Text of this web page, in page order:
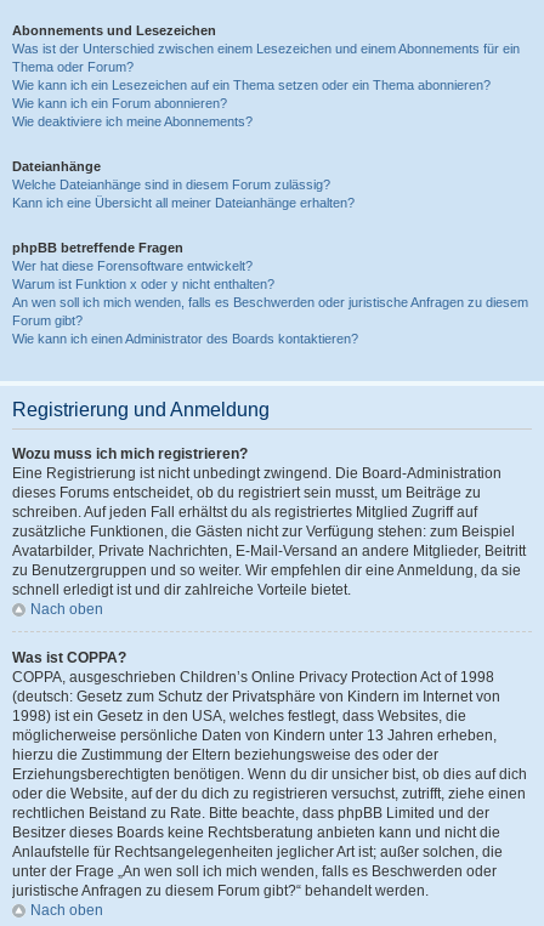
Abonnements und Lesezeichen
Was ist der Unterschied zwischen einem Lesezeichen und einem Abonnements für ein
Thema oder Forum?
Wie kann ich ein Lesezeichen auf ein Thema setzen oder ein Thema abonnieren?
Wie kann ich ein Forum abonnieren?
Wie deaktiviere ich meine Abonnements?
Dateianhänge
Welche Dateianhänge sind in diesem Forum zulässig?
Kann ich eine Übersicht all meiner Dateianhänge erhalten?
phpBB betreffende Fragen
Wer hat diese Forensoftware entwickelt?
Warum ist Funktion x oder y nicht enthalten?
An wen soll ich mich wenden, falls es Beschwerden oder juristische Anfragen zu diesem
Forum gibt?
Wie kann ich einen Administrator des Boards kontaktieren?
Registrierung und Anmeldung
Wozu muss ich mich registrieren?
Eine Registrierung ist nicht unbedingt zwingend. Die Board-Administration
dieses Forums entscheidet, ob du registriert sein musst, um Beiträge zu
schreiben. Auf jeden Fall erhältst du als registriertes Mitglied Zugriff auf
zusätzliche Funktionen, die Gästen nicht zur Verfügung stehen: zum Beispiel
Avatarbilder, Private Nachrichten, E-Mail-Versand an andere Mitglieder, Beitritt
zu Benutzergruppen und so weiter. Wir empfehlen dir eine Anmeldung, da sie
schnell erledigt ist und dir zahlreiche Vorteile bietet.
Nach oben
Was ist COPPA?
COPPA, ausgeschrieben Children’s Online Privacy Protection Act of 1998
(deutsch: Gesetz zum Schutz der Privatsphäre von Kindern im Internet von
1998) ist ein Gesetz in den USA, welches festlegt, dass Websites, die
möglicherweise persönliche Daten von Kindern unter 13 Jahren erheben,
hierzu die Zustimmung der Eltern beziehungsweise des oder der
Erziehungsberechtigten benötigen. Wenn du dir unsicher bist, ob dies auf dich
oder die Website, auf der du dich zu registrieren versuchst, zutrifft, ziehe einen
rechtlichen Beistand zu Rate. Bitte beachte, dass phpBB Limited und der
Besitzer dieses Boards keine Rechtsberatung anbieten kann und nicht die
Anlaufstelle für Rechtsangelegenheiten jeglicher Art ist; außer solchen, die
unter der Frage „An wen soll ich mich wenden, falls es Beschwerden oder
juristische Anfragen zu diesem Forum gibt?“ behandelt werden.
Nach oben